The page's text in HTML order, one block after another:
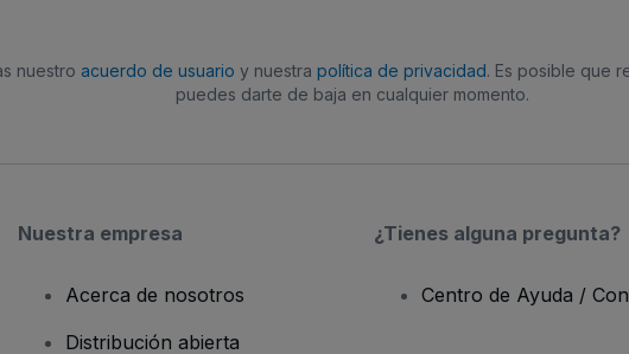
nuestro acuerdo de usuario y nuestra política de privacidad. Es posible que
puedes darte de baja en cualquier momento.
Nuestra empresa
Acerca de nosotros
Distribución abierta
¿Tienes alguna pregunta?
Centro de Ayuda /